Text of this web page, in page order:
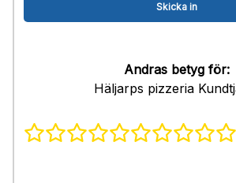
Andras betyg för:
Häljarps pizzeria